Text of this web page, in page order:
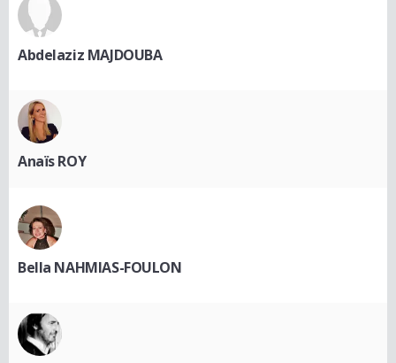
Abdelaziz MAJDOUBA
Anaïs ROY
Bella NAHMIAS-FOULON